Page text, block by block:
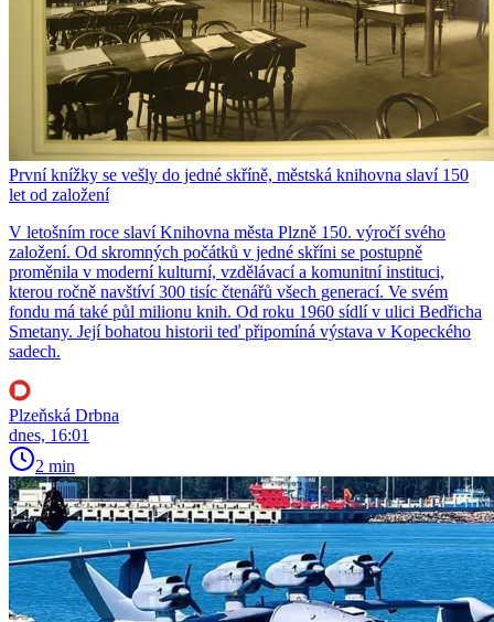
První knížky se vešly do jedné skříně, městská knihovna slaví 150
let od založení
V letošním roce slaví Knihovna města Plzně 150. výročí svého
založení. Od skromných počátků v jedné skříni se postupně
proměnila v moderní kulturní, vzdělávací a komunitní instituci,
kterou ročně navštíví 300 tisíc čtenářů všech generací. Ve svém
fondu má také půl milionu knih. Od roku 1960 sídlí v ulici Bedřicha
Smetany. Její bohatou historii teď připomíná výstava v Kopeckého
sadech.
Plzeňská Drbna
dnes, 16:01
2 min